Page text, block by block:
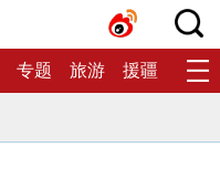
专题 旅游 援疆 生态